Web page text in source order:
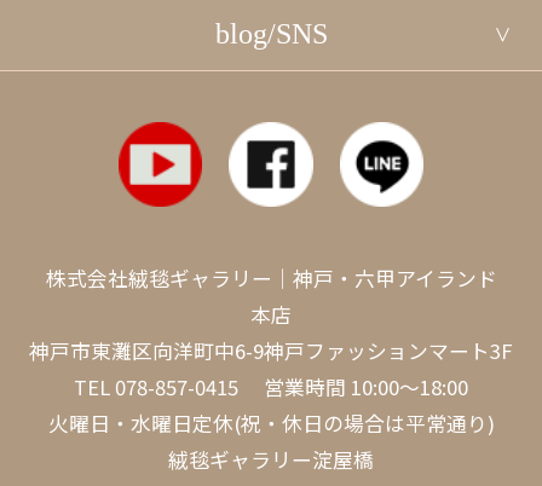
blog/SNS
株式会社絨毯ギャラリー｜神戸・六甲アイランド
本店
神戸市東灘区向洋町中6-9神戸ファッションマート3F
TEL 078-857-0415 営業時間 10:00～18:00
火曜日・水曜日定休(祝・休日の場合は平常通り)
絨毯ギャラリー淀屋橋